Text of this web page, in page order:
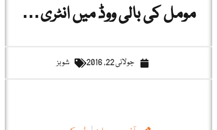
مومل کی بالی ووڈ میں انٹری…
جولائی 22, 2016 شوبز